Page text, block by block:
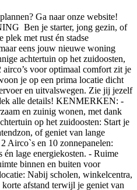
Ga naar onze website!
Ben je starter, jong gezin, of
plek met rust én stadse
eens jouw nieuwe woning
achtertuin op het zuidoosten,
voor optimaal comfort zit je
je op een prima locatie dicht
en uitvalswegen. Zie jij jezelf
alle details! KENMERKEN: -
en zuinig wonen, met dank
op het zuidoosten: Start je
of geniet van lange
Airco`s en 10 zonnepanelen:
lage energiekosten. - Ruime
binnen en buiten voor
Nabij scholen, winkelcentra,
afstand terwijl je geniet van